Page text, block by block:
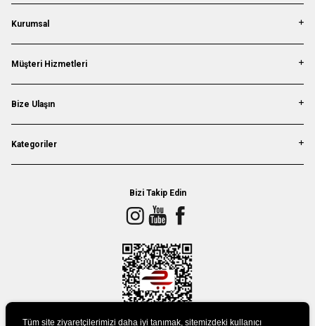
Kurumsal
Müşteri Hizmetleri
Bize Ulaşın
Kategoriler
Bizi Takip Edin
Tüm site ziyaretçilerimizi daha iyi tanımak, sitemizdeki kullanıcı